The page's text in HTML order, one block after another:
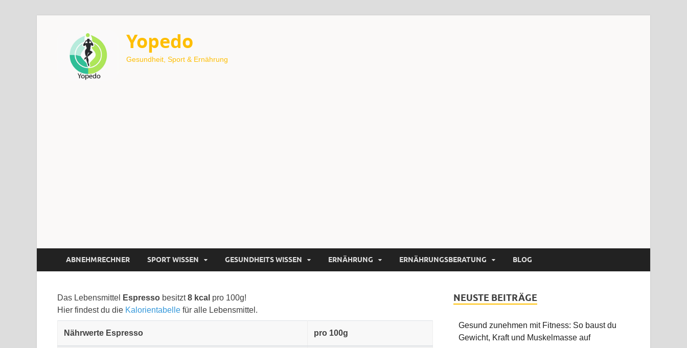
Yopedo
Gesundheit, Sport & Ernährung
ABNEHMRECHNER SPORT WISSEN GESUNDHEITS WISSEN ERNÄHRUNG ERNÄHRUNGSBERATUNG BLOG
Das Lebensmittel Espresso besitzt8 kcal pro 100g!
Hier findest du die Kalorientabelle für alle Lebensmittel.
Nährwerte Espresso pro 100g
NEUSTE BEITRÄGE
Gesund zunehmen mit Fitness: So baust du
Gewicht, Kraft und Muskelmasse auf